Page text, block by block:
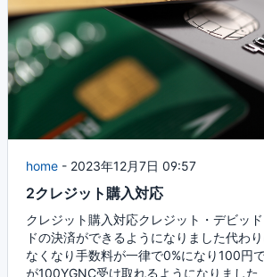
home - 2023年12月7日 09:57
2クレジット購入対応
クレジット購入対応クレジット・デビッ
ドの決済ができるようになりました代わ
なくなり手数料が一律で0%になり100円
が100YGNC受け取れるようになりまし